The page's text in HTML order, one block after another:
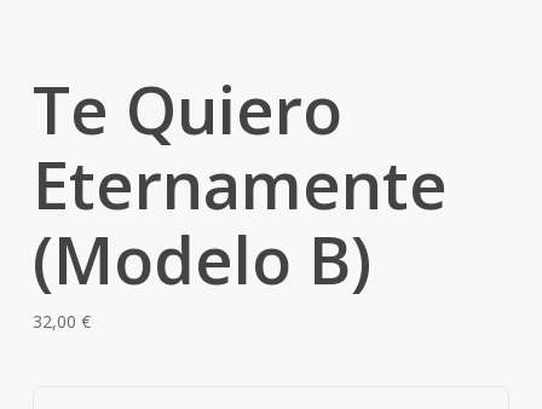
Te Quiero
Eternamente
(Modelo B)
32,00 €